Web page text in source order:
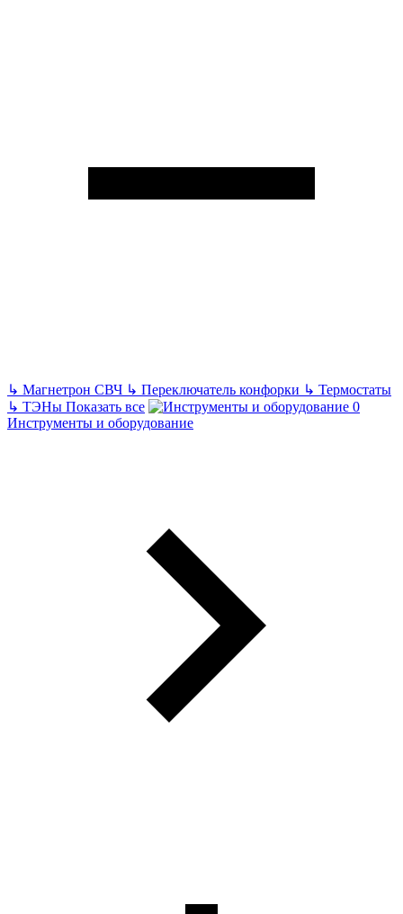
↳ Магнетрон СВЧ ↳ Переключатель конфорки ↳ Термостаты
↳ ТЭНы Показать все
Инструменты и оборудование